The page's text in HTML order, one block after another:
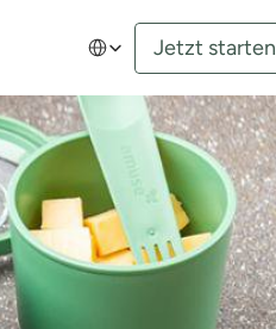
Select Language
Jetzt starten